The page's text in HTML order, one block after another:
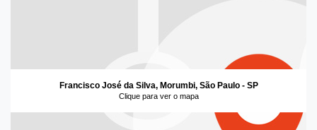
Francisco José da Silva, Morumbi, São Paulo - SP
Clique para ver o mapa